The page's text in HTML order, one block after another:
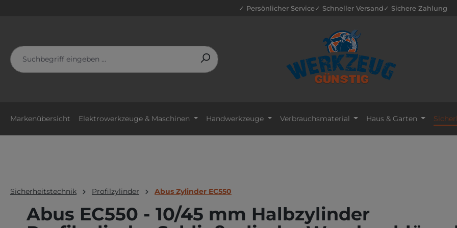
✓ Persönlicher Service✓ Schneller Versand✓ Sichere Zahlung
Markenübersicht Elektrowerkzeuge & Maschinen Handwerkzeuge Verbrauchsmaterial Haus & Garten
Sicherheitstechnik Profilzylinder Abus Zylinder EC550
Abus EC550 - 10/45 mm Halbzylinder